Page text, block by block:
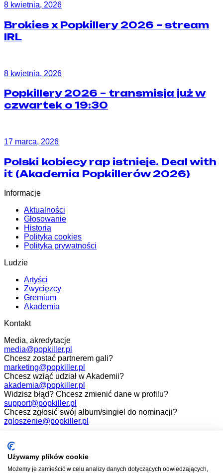
8 kwietnia, 2026
Brokies x Popkillery 2026 – stream
IRL
8 kwietnia, 2026
Popkillery 2026 – transmisja już w
czwartek o 19:30
17 marca, 2026
Polski kobiecy rap istnieje. Deal with
it (Akademia Popkillerów 2026)
Informacje
Aktualności
Głosowanie
Historia
Polityka cookies
Polityka prywatności
Ludzie
Artyści
Zwycięzcy
Gremium
Akademia
Kontakt
Media, akredytacje
media@popkiller.pl
Chcesz zostać partnerem gali?
marketing@popkiller.pl
Chcesz wziąć udział w Akademii?
akademia@popkiller.pl
Widzisz błąd? Chcesz zmienić dane w profilu?
support@popkiller.pl
Chcesz zgłosić swój album/singiel do nominacji?
zgloszenie@popkiller.pl
Instagram
YouTube
Używamy plików cookie
Możemy je zamieścić w celu analizy danych dotyczących odwiedzających,